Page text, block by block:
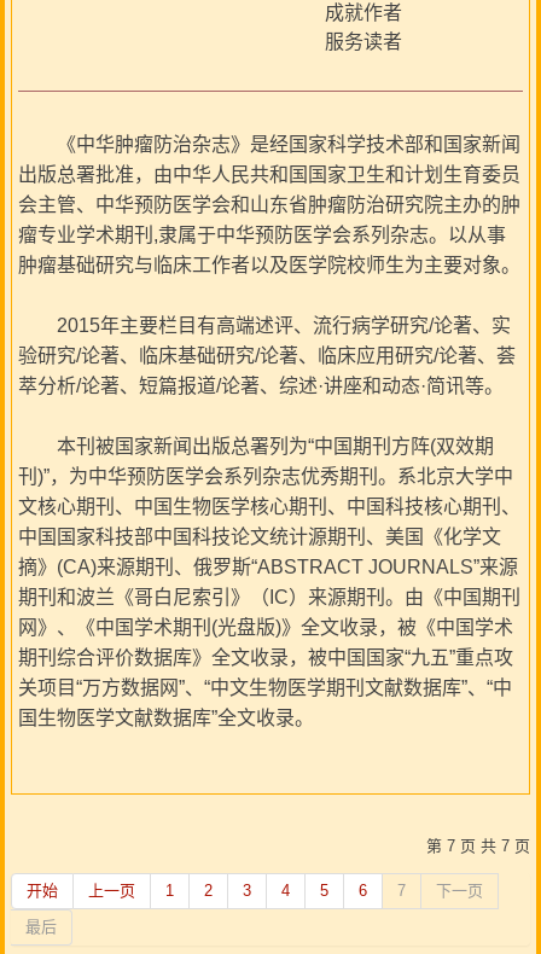
成就作者
服务读者
《中华肿瘤防治杂志》是经国家科学技术部和国家新闻
出版总署批准，由中华人民共和国国家卫生和计划生育委员
会主管、中华预防医学会和山东省肿瘤防治研究院主办的肿
瘤专业学术期刊,隶属于中华预防医学会系列杂志。以从事
肿瘤基础研究与临床工作者以及医学院校师生为主要对象。
2015年主要栏目有高端述评、流行病学研究/论著、实
验研究/论著、临床基础研究/论著、临床应用研究/论著、荟
萃分析/论著、短篇报道/论著、综述·讲座和动态·简讯等。
本刊被国家新闻出版总署列为“中国期刊方阵(双效期
刊)”，为中华预防医学会系列杂志优秀期刊。系北京大学中
文核心期刊、中国生物医学核心期刊、中国科技核心期刊、
中国国家科技部中国科技论文统计源期刊、美国《化学文
摘》(CA)来源期刊、俄罗斯“ABSTRACT JOURNALS”来源
期刊和波兰《哥白尼索引》（IC）来源期刊。由《中国期刊
网》、《中国学术期刊(光盘版)》全文收录，被《中国学术
期刊综合评价数据库》全文收录，被中国国家“九五”重点攻
关项目“万方数据网”、“中文生物医学期刊文献数据库”、“中
国生物医学文献数据库”全文收录。
第 7 页 共 7 页
开始 上一页 1 2 3 4 5 6 7
下一页
最后